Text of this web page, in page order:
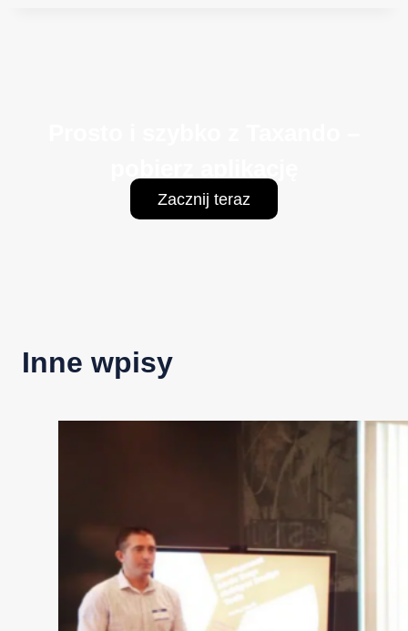
Zacznij teraz
Inne wpisy